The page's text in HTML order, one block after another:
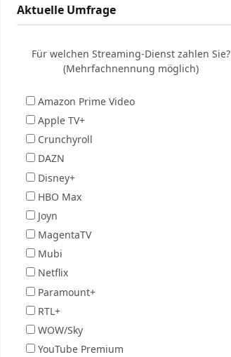
Aktuelle Umfrage
Für welchen Streaming-Dienst zahlen Sie?
(Mehrfachnennung möglich)
Amazon Prime Video
Apple TV+
Crunchyroll
DAZN
Disney+
HBO Max
Joyn
MagentaTV
Mubi
Netflix
Paramount+
RTL+
WOW/Sky
YouTube Premium